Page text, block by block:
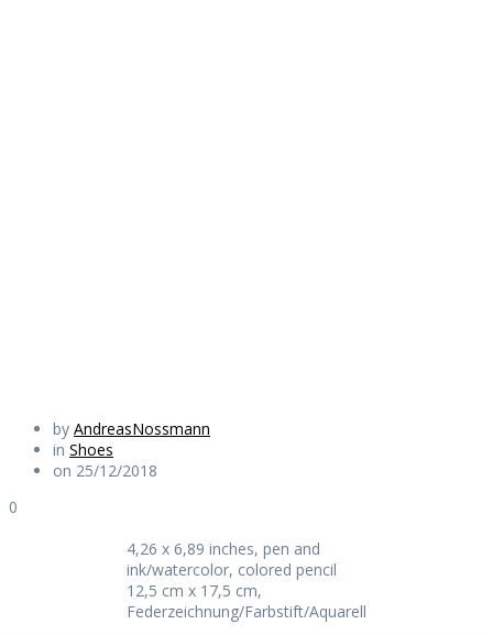
by AndreasNossmann
in Shoes
on 25/12/2018
0
4,26 x 6,89 inches, pen and
ink/watercolor, colored pencil
12,5 cm x 17,5 cm,
Federzeichnung/Farbstift/Aquarell